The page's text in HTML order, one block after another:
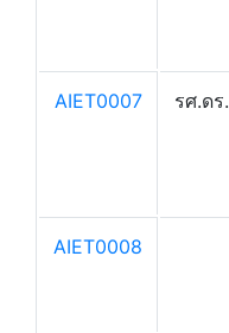
AIET0007 รศ.ดร.
AIET0008